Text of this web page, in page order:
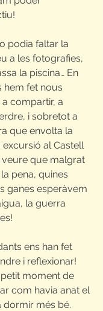
podia faltar la
a les fotografies,
la piscina… En
hem fet nous
compartir, a
i sobretot a
que envolta la
excursió al Castell
veure que malgrat
pena, quines
ganes esperàvem
la guerra
ens han fet
i reflexionar!
moment de
com havia anat el
dormir més bé.